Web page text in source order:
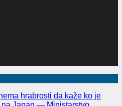
hrabrosti da kaže ko je